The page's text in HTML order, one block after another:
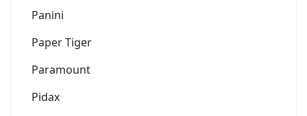
Panini
Paper Tiger
Paramount
Pidax